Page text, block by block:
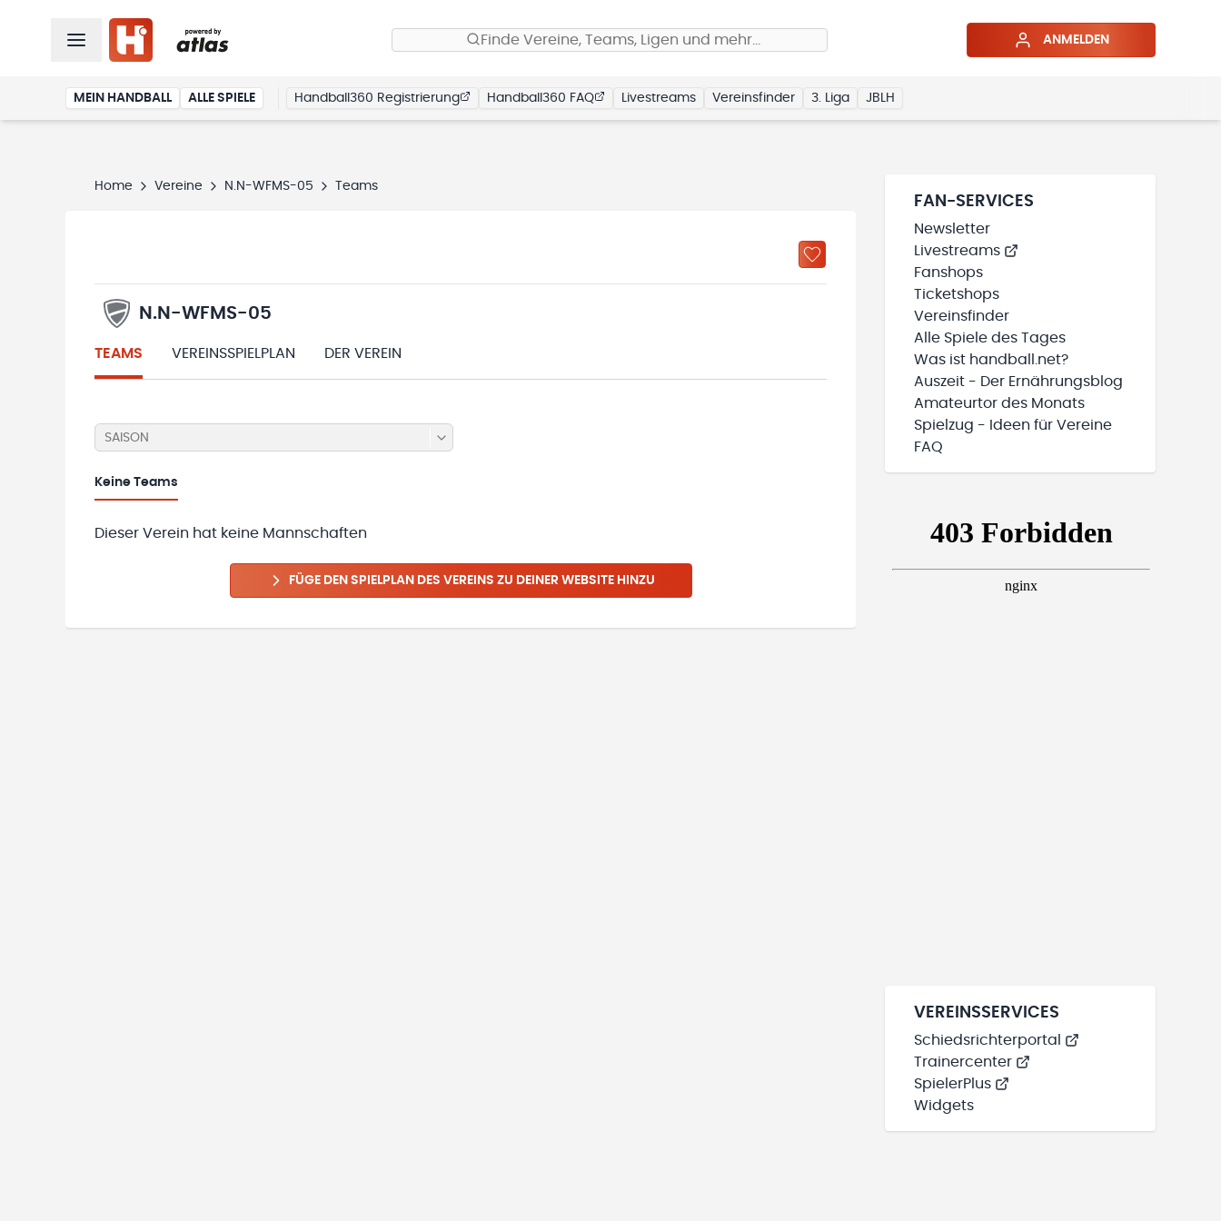
Finde Vereine, Teams, Ligen und mehr… ANMELDEN
MEIN HANDBALL ALLE SPIELE Handball360 Registrierung Handball360 FAQ Livestreams Vereinsfinder 3. Liga JBLH
Home Vereine N.N-WFMS-05 Teams
N.N-WFMS-05
TEAMS VEREINSSPIELPLAN DER VEREIN
SAISON
Keine Teams
Dieser Verein hat keine Mannschaften
FÜGE DEN SPIELPLAN DES VEREINS ZU DEINER WEBSITE HINZU
FAN-SERVICES
Newsletter
Livestreams
Fanshops
Ticketshops
Vereinsfinder
Alle Spiele des Tages
Was ist handball.net?
Auszeit - Der Ernährungsblog
Amateurtor des Monats
Spielzug - Ideen für Vereine
FAQ
VEREINSSERVICES
Schiedsrichterportal
Trainercenter
SpielerPlus
Widgets